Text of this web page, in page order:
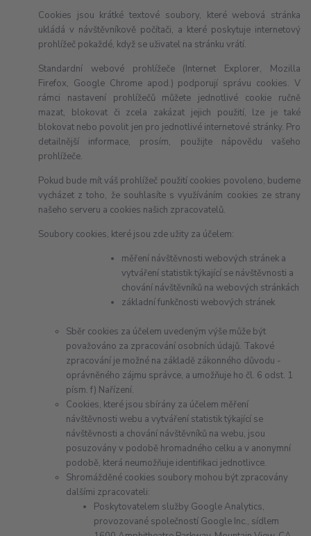
Cookies jsou krátké textové soubory, které webová stránka
ukládá v návštěvníkově počítači, a které poskytuje internetový
prohlížeč pokaždé, když se uživatel na stránku vrátí.
Standardní webové prohlížeče (Internet Explorer, Mozilla
Firefox, Google Chrome apod.) podporují správu cookies. V
rámci nastavení prohlížečů můžete jednotlivé cookie ručně
mazat, blokovat či zcela zakázat jejich použití, lze je také
blokovat nebo povolit jen pro jednotlivé internetové stránky. Pro
detailnější informace, prosím, použijte nápovědu vašeho
prohlížeče.
Pokud bude mít váš prohlížeč použití cookies povoleno, budeme
vycházet z toho, že souhlasíte s využíváním cookies ze strany
našeho serveru a cookies našich zpracovatelů.
Soubory cookies, které jsou zde užity za účelem:
měření návštěvnosti webových stránek a
vytváření statistik týkající se návštěvnosti a
chování návštěvníků na webových stránkách
základní funkčnosti webových stránek
Sběr cookies za účelem uvedeným výše může být
považováno za zpracování osobních údajů. Takové
zpracování je možné na základě zákonného důvodu -
oprávněného zájmu správce, a umožňuje ho čl. 6 odst. 1
písm. f) Nařízení.
Cookies, které jsou sbírány za účelem měření
návštěvnosti webu a vytváření statistik týkající se
návštěvnosti a chování návštěvníků na webu, jsou
posuzovány v podobě hromadného celku a v anonymní
podobě, která neumožňuje identifikaci jednotlivce.
Shromážděné cookies soubory mohou být zpracovány
dalšími zpracovateli:
Poskytovatelem služby Google Analytics,
provozované společností Google Inc., sídlem